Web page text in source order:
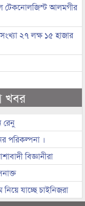
টেকনোলজিস্ট আলমগীর
২৭ লক্ষ ১৫ হাজার
খবর
রেনু
পরিকল্পনা ।
বিজ্ঞানীরা
যাচ্ছে চাইনিজরা